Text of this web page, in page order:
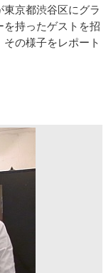
京都渋谷区にグラ
を持ったゲストを招
の様子をレポート